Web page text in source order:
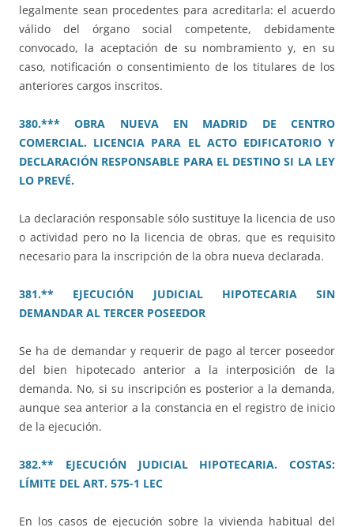
legalmente sean procedentes para acreditarla: el acuerdo
válido del órgano social competente, debidamente
convocado, la aceptación de su nombramiento y, en su
caso, notificación o consentimiento de los titulares de los
anteriores cargos inscritos.
380.*** OBRA NUEVA EN MADRID DE CENTRO
COMERCIAL. LICENCIA PARA EL ACTO EDIFICATORIO Y
DECLARACIÓN RESPONSABLE PARA EL DESTINO SI LA LEY
LO PREVÉ.
La declaración responsable sólo sustituye la licencia de uso
o actividad pero no la licencia de obras, que es requisito
necesario para la inscripción de la obra nueva declarada.
381.** EJECUCIÓN JUDICIAL HIPOTECARIA SIN
DEMANDAR AL TERCER POSEEDOR
Se ha de demandar y requerir de pago al tercer poseedor
del bien hipotecado anterior a la interposición de la
demanda. No, si su inscripción es posterior a la demanda,
aunque sea anterior a la constancia en el registro de inicio
de la ejecución.
382.** EJECUCIÓN JUDICIAL HIPOTECARIA. COSTAS:
LÍMITE DEL ART. 575-1 LEC
En los casos de ejecución sobre la vivienda habitual del